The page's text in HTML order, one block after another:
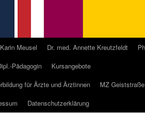
Meusel Dr. med. Annette Kreutzfeldt
Pädagogin
Kursangebote
für Ärzte und Ärztinnen
MZ
Datenschutzerklärung